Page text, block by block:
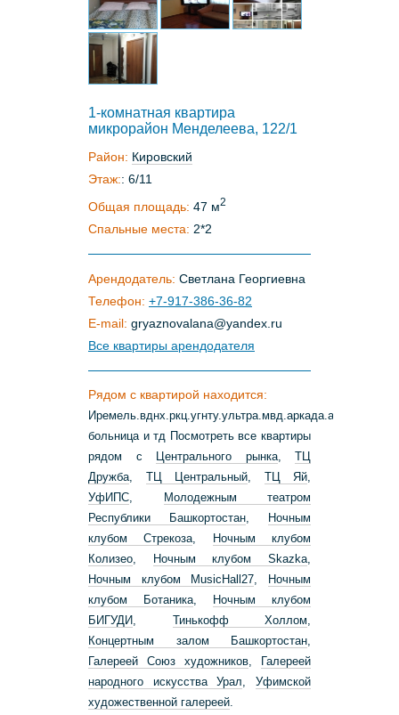
1-комнатная квартира
микрорайон Менделеева, 122/1
Район: Кировский
Этаж:: 6/11
Общая площадь: 47 м2
Спальные места: 2*2
Арендодатель: Светлана Георгиевна
Телефон: +7-917-386-36-82
E-mail: gryaznovalana@yandex ru
Все квартиры арендодателя
Рядом с квартирой находится:
Иремель.вднх.ркц.угнту.ультра.мвд.аркада.ашан.21
больница и тд Посмотреть все квартиры
рядом с Центрального рынка, ТЦ
Дружба
ТЦ Центральный ТЦ Яй
УфИПС
Молодежным театром
Республики Башкортостан
Ночным
клубом Стрекоза
Ночным клубом
Колизео
Ночным клубом Skazka
Ночным клубом MusicHall27
Ночным
клубом Ботаника
Ночным клубом
БИГУДИ
Тинькофф Холлом
Концертным залом Башкортостан
Галереей Союз художников
Галереей
народного искусства Урал ,Уфимской
художественной галереей